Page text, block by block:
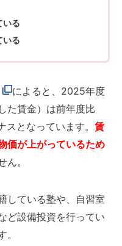
いる
いる
によると、2025年度
た賃金）は前年度比
となっています。 賃
価が上がっているため
ん。
している塾や、自習室
ど設備投資を行ってい